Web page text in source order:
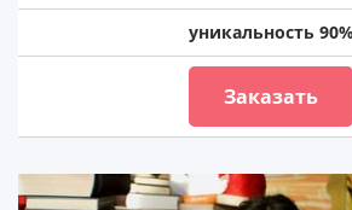
уникальность
Заказать